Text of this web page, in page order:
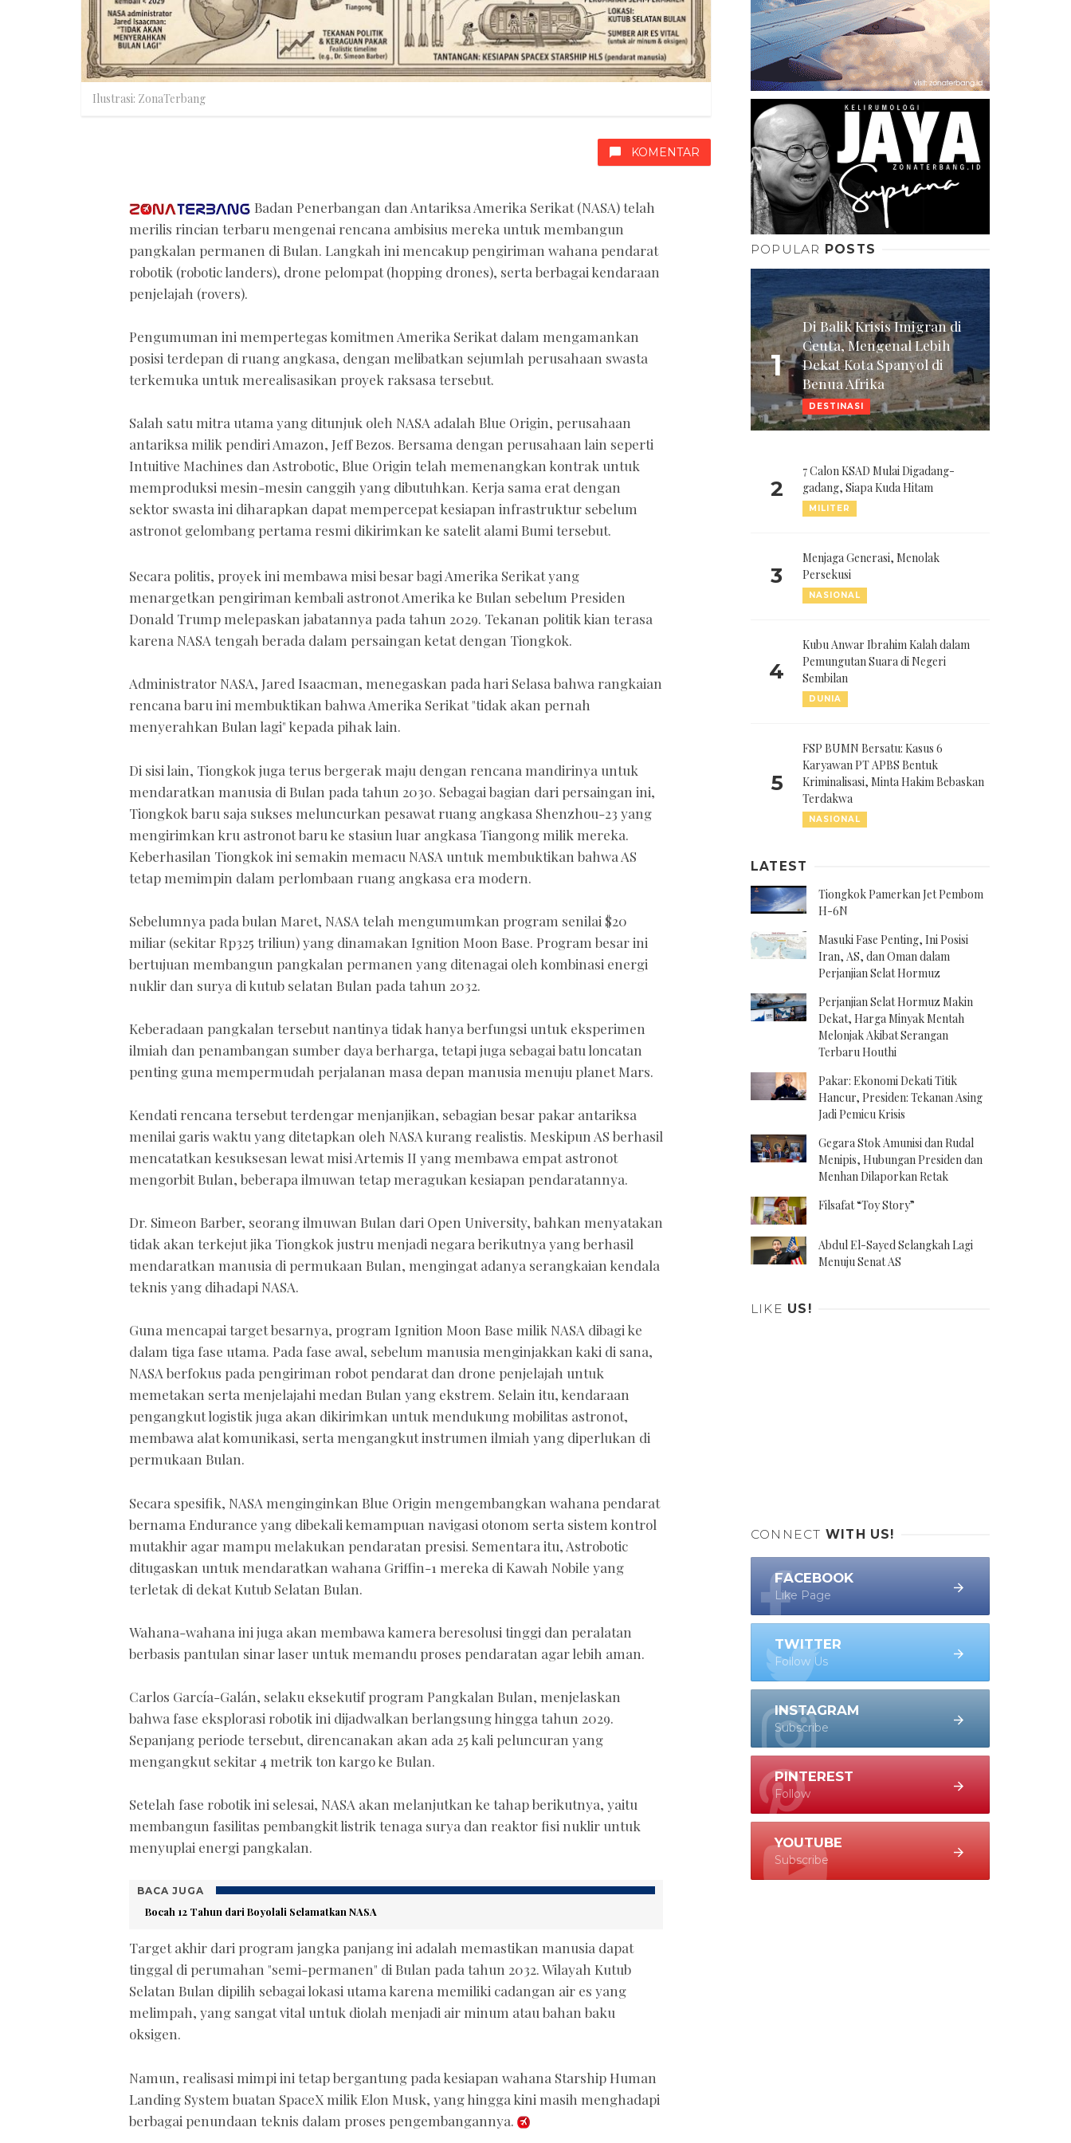
Ilustrasi: ZonaTerbang
KOMENTAR
Badan Penerbangan dan Antariksa Amerika Serikat (NASA) telah
merilis rincian terbaru mengenai rencana ambisius mereka untuk membangun
pangkalan permanen di Bulan. Langkah ini mencakup pengiriman wahana pendarat
robotik (robotic landers), drone pelompat (hopping drones), serta berbagai kendaraan
penjelajah (rovers).
Pengumuman ini mempertegas komitmen Amerika Serikat dalam mengamankan
posisi terdepan di ruang angkasa, dengan melibatkan sejumlah perusahaan swasta
terkemuka untuk merealisasikan proyek raksasa tersebut.
Salah satu mitra utama yang ditunjuk oleh NASA adalah Blue Origin, perusahaan
antariksa milik pendiri Amazon, Jeff Bezos. Bersama dengan perusahaan lain seperti
Intuitive Machines dan Astrobotic, Blue Origin telah memenangkan kontrak untuk
memproduksi mesin-mesin canggih yang dibutuhkan. Kerja sama erat dengan
sektor swasta ini diharapkan dapat mempercepat kesiapan infrastruktur sebelum
astronot gelombang pertama resmi dikirimkan ke satelit alami Bumi tersebut.
Secara politis, proyek ini membawa misi besar bagi Amerika Serikat yang
menargetkan pengiriman kembali astronot Amerika ke Bulan sebelum Presiden
Donald Trump melepaskan jabatannya pada tahun 2029. Tekanan politik kian terasa
karena NASA tengah berada dalam persaingan ketat dengan Tiongkok.
Administrator NASA, Jared Isaacman, menegaskan pada hari Selasa bahwa rangkaian
rencana baru ini membuktikan bahwa Amerika Serikat "tidak akan pernah
menyerahkan Bulan lagi" kepada pihak lain.
Di sisi lain, Tiongkok juga terus bergerak maju dengan rencana mandirinya untuk
mendaratkan manusia di Bulan pada tahun 2030. Sebagai bagian dari persaingan ini,
Tiongkok baru saja sukses meluncurkan pesawat ruang angkasa Shenzhou-23 yang
mengirimkan kru astronot baru ke stasiun luar angkasa Tiangong milik mereka.
Keberhasilan Tiongkok ini semakin memacu NASA untuk membuktikan bahwa AS
tetap memimpin dalam perlombaan ruang angkasa era modern.
Sebelumnya pada bulan Maret, NASA telah mengumumkan program senilai $20
miliar (sekitar Rp325 triliun) yang dinamakan Ignition Moon Base. Program besar ini
bertujuan membangun pangkalan permanen yang ditenagai oleh kombinasi energi
nuklir dan surya di kutub selatan Bulan pada tahun 2032.
Keberadaan pangkalan tersebut nantinya tidak hanya berfungsi untuk eksperimen
ilmiah dan penambangan sumber daya berharga, tetapi juga sebagai batu loncatan
penting guna mempermudah perjalanan masa depan manusia menuju planet Mars.
Kendati rencana tersebut terdengar menjanjikan, sebagian besar pakar antariksa
menilai garis waktu yang ditetapkan oleh NASA kurang realistis. Meskipun AS berhasil
mencatatkan kesuksesan lewat misi Artemis II yang membawa empat astronot
mengorbit Bulan, beberapa ilmuwan tetap meragukan kesiapan pendaratannya.
Dr. Simeon Barber, seorang ilmuwan Bulan dari Open University, bahkan menyatakan
tidak akan terkejut jika Tiongkok justru menjadi negara berikutnya yang berhasil
mendaratkan manusia di permukaan Bulan, mengingat adanya serangkaian kendala
teknis yang dihadapi NASA.
Guna mencapai target besarnya, program Ignition Moon Base milik NASA dibagi ke
dalam tiga fase utama. Pada fase awal, sebelum manusia menginjakkan kaki di sana,
NASA berfokus pada pengiriman robot pendarat dan drone penjelajah untuk
memetakan serta menjelajahi medan Bulan yang ekstrem. Selain itu, kendaraan
pengangkut logistik juga akan dikirimkan untuk mendukung mobilitas astronot,
membawa alat komunikasi, serta mengangkut instrumen ilmiah yang diperlukan di
permukaan Bulan.
Secara spesifik, NASA menginginkan Blue Origin mengembangkan wahana pendarat
bernama Endurance yang dibekali kemampuan navigasi otonom serta sistem kontrol
mutakhir agar mampu melakukan pendaratan presisi. Sementara itu, Astrobotic
ditugaskan untuk mendaratkan wahana Griffin-1 mereka di Kawah Nobile yang
terletak di dekat Kutub Selatan Bulan.
Wahana-wahana ini juga akan membawa kamera beresolusi tinggi dan peralatan
berbasis pantulan sinar laser untuk memandu proses pendaratan agar lebih aman.
Carlos García-Galán, selaku eksekutif program Pangkalan Bulan, menjelaskan
bahwa fase eksplorasi robotik ini dijadwalkan berlangsung hingga tahun 2029.
Sepanjang periode tersebut, direncanakan akan ada 25 kali peluncuran yang
mengangkut sekitar 4 metrik ton kargo ke Bulan.
Setelah fase robotik ini selesai, NASA akan melanjutkan ke tahap berikutnya, yaitu
membangun fasilitas pembangkit listrik tenaga surya dan reaktor fisi nuklir untuk
menyuplai energi pangkalan.
BACA JUGA
Bocah 12 Tahun dari Boyolali Selamatkan NASA
Target akhir dari program jangka panjang ini adalah memastikan manusia dapat
tinggal di perumahan "semi-permanen" di Bulan pada tahun 2032. Wilayah Kutub
Selatan Bulan dipilih sebagai lokasi utama karena memiliki cadangan air es yang
melimpah, yang sangat vital untuk diolah menjadi air minum atau bahan baku
oksigen.
Namun, realisasi mimpi ini tetap bergantung pada kesiapan wahana Starship Human
Landing System buatan SpaceX milik Elon Musk, yang hingga kini masih menghadapi
berbagai penundaan teknis dalam proses pengembangannya.
POPULAR POSTS
1
Di Balik Krisis Imigran di
Ceuta, Mengenal Lebih
Dekat Kota Spanyol di
Benua Afrika
DESTINASI
2
7 Calon KSAD Mulai Digadang-
gadang, Siapa Kuda Hitam
MILITER
3
Menjaga Generasi, Menolak
Persekusi
NASIONAL
4
Kubu Anwar Ibrahim Kalah dalam
Pemungutan Suara di Negeri
Sembilan
DUNIA
5
FSP BUMN Bersatu: Kasus 6
Karyawan PT APBS Bentuk
Kriminalisasi, Minta Hakim Bebaskan
Terdakwa
NASIONAL
LATEST
Tiongkok Pamerkan Jet Pembom
H-6N
Masuki Fase Penting, Ini Posisi
Iran, AS, dan Oman dalam
Perjanjian Selat Hormuz
Perjanjian Selat Hormuz Makin
Dekat, Harga Minyak Mentah
Melonjak Akibat Serangan
Terbaru Houthi
Pakar: Ekonomi Dekati Titik
Hancur, Presiden: Tekanan Asing
Jadi Pemicu Krisis
Gegara Stok Amunisi dan Rudal
Menipis, Hubungan Presiden dan
Menhan Dilaporkan Retak
Filsafat “Toy Story”
Abdul El-Sayed Selangkah Lagi
Menuju Senat AS
LIKE US!
CONNECT WITH US!
FACEBOOK
Like Page
TWITTER
Follow Us
INSTAGRAM
Subscribe
PINTEREST
Follow
YOUTUBE
Subscribe